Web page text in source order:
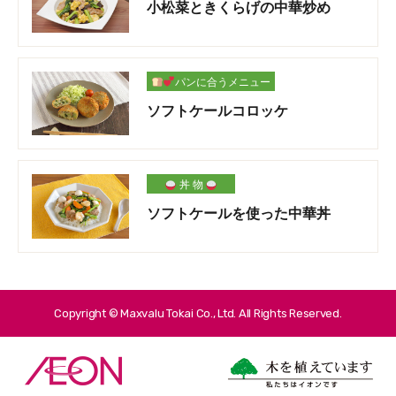
小松菜ときくらげの中華炒め
パンに合うメニュー
ソフトケールコロッケ
丼 物
ソフトケールを使った中華丼
Copyright © Maxvalu Tokai Co., Ltd. All Rights Reserved.